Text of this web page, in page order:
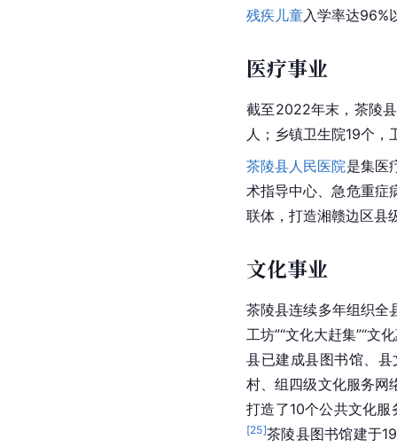
残疾儿童入学率达96%
医疗事业
截至2022年末，茶陵
人；乡镇卫生院19个
茶陵县人民医院是集医
术指导中心、急危重症
联体，打造湘赣边区县
文化事业
茶陵县连续多年组织全
工坊”“文化大赶集”“文
县已建成县图书馆、
村、组四级文化服务网
打造了10个公共文化
[25]茶陵县图书馆建于